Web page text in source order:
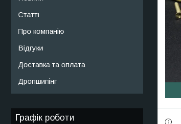
Статті
Про компанію
Відгуки
Доставка та оплата
Дропшипінг
Графік роботи